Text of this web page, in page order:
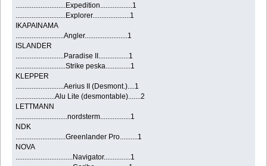
............................Expedition..................1
............................Explorer.....................1
IKAPAINAMA
...........................Angler........................1
ISLANDER
...........................Paradise II.................1
............................Strike peska..............1
KLEPPER
...........................Aerius II (Desmont.)....1
......................Alu Lite (desmontable).......2
LETTMANN
.............................nordsterm.................1
NDK
............................Greenlander Pro..........1
NOVA
................................Navigator...............1